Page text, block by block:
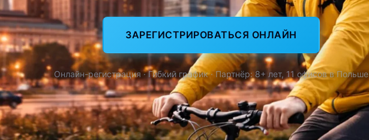
ЗАРЕГИСТРИРОВАТЬСЯ ОНЛАЙН
Онлайн-регистрация · Гибкий график · Партнёр: 8+ лет, 11 офисов в Польше